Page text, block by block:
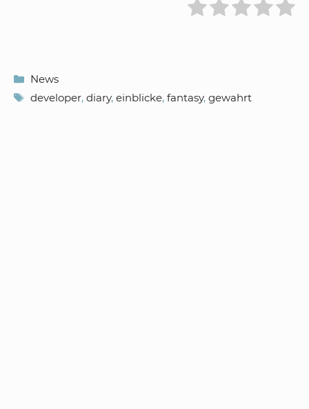
Kategorien
News
Schlagwörter
developer, diary, einblicke, fantasy, gewahrt